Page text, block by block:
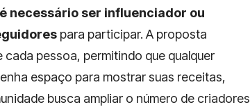
necessário ser influenciador ou
para participar. A proposta
pessoa, permitindo que qualquer
espaço para mostrar suas receitas,
busca ampliar o número de criadores